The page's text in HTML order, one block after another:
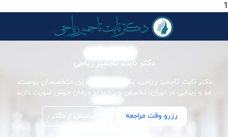
1
دکتر نابت تاجمیر ریاحی
دکتر نابت تاجمیر ریاحی، یکی از برجسته‌ترین متخصصان پوست،
مو و زیبایی در تهران، تخصص ویژه‌ای در درمان جوش صورت دارند
رزرو وقت مراجعه پرسش از دکتر